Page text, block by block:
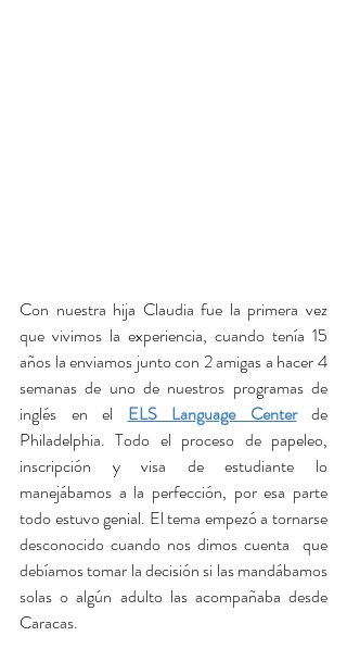
Con nuestra hija Claudia fue la primera vez
que vivimos la experiencia, cuando tenía 15
años la enviamos junto con 2 amigas a hacer 4
semanas de uno de nuestros programas de
inglés en el ELS Language Center de
Philadelphia. Todo el proceso de papeleo,
inscripción y visa de estudiante lo
manejábamos a la perfección, por esa parte
todo estuvo genial. El tema empezó a tornarse
desconocido cuando nos dimos cuenta  que
debíamos tomar la decisión si las mandábamos
solas o algún adulto las acompañaba desde
Caracas.